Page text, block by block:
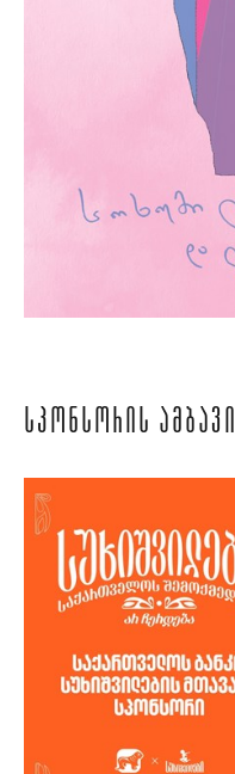
ᲡᲞᲝᲜᲡᲝᲠᲘᲡ ᲐᲛᲑᲐᲕᲘ